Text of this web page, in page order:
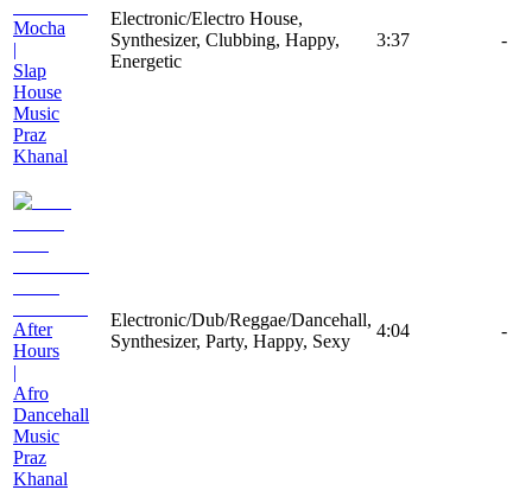
Mocha
|
Slap
House
Music
Praz
Khanal
Electronic/Electro House,
Synthesizer, Clubbing, Happy,
Energetic
3:37 -
After
Hours
|
Afro
Dancehall
Music
Praz
Khanal
Electronic/Dub/Reggae/Dancehall,
Synthesizer, Party, Happy, Sexy
4:04 -